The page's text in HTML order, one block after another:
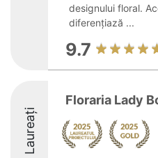
designului floral.
diferențiază ...
9.7
Laureați
Floraria Lady